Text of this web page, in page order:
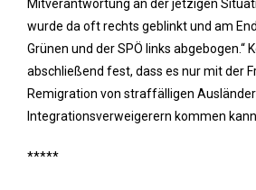
Mitverantwortung an der jetzigen
wurde da oft rechts geblinkt und am
Grünen und der SPÖ links abgebogen.“
abschließend fest, dass es nur mit der
Remigration von straffälligen
Integrationsverweigerern kommen kann.
*****